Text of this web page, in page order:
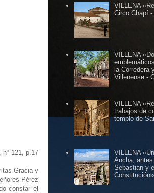
nº 121, p.17
Gracia y
Pérez
constar el
VILLENA
Circo Chapí -
VILLENA
la Corredera
Villenense -
VILLENA
trabajos de
templo de
VILLENA
Ancha,
Sebastián y